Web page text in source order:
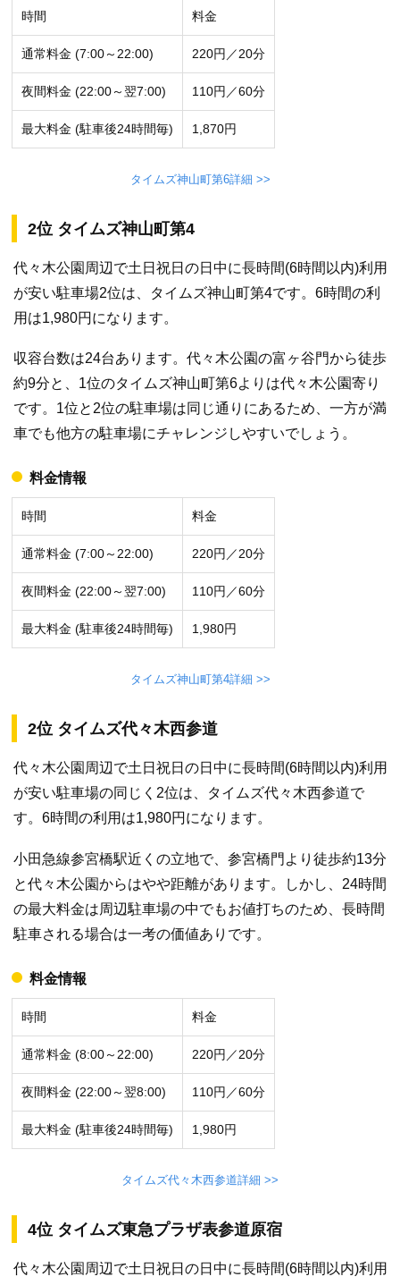
時間 料金
通常料金 (7:00～22:00) 220円／20分
夜間料金 (22:00～翌7:00) 110円／60分
最大料金 (駐車後24時間毎) 1,870円
タイムズ神山町第6詳細 >>
2位 タイムズ神山町第4
代々木公園周辺で土日祝日の日中に長時間(6時間以内)利用
が安い駐車場2位は、タイムズ神山町第4です。6時間の利
用は1,980円になります。
収容台数は24台あります。代々木公園の富ヶ谷門から徒歩
約9分と、1位のタイムズ神山町第6よりは代々木公園寄り
です。1位と2位の駐車場は同じ通りにあるため、一方が満
車でも他方の駐車場にチャレンジしやすいでしょう。
料金情報
時間 料金
通常料金 (7:00～22:00) 220円／20分
夜間料金 (22:00～翌7:00) 110円／60分
最大料金 (駐車後24時間毎) 1,980円
タイムズ神山町第4詳細 >>
2位 タイムズ代々木西参道
代々木公園周辺で土日祝日の日中に長時間(6時間以内)利用
が安い駐車場の同じく2位は、タイムズ代々木西参道で
す。6時間の利用は1,980円になります。
小田急線参宮橋駅近くの立地で、参宮橋門より徒歩約13分
と代々木公園からはやや距離があります。しかし、24時間
の最大料金は周辺駐車場の中でもお値打ちのため、長時間
駐車される場合は一考の価値ありです。
料金情報
時間 料金
通常料金 (8:00～22:00) 220円／20分
夜間料金 (22:00～翌8:00) 110円／60分
最大料金 (駐車後24時間毎) 1,980円
タイムズ代々木西参道詳細 >>
4位 タイムズ東急プラザ表参道原宿
代々木公園周辺で土日祝日の日中に長時間(6時間以内)利用